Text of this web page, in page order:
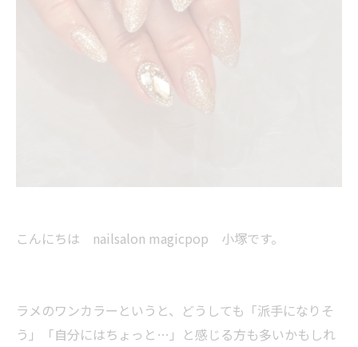
こんにちは nailsalon magicpop 小塚です。
ラメのワンカラーというと、どうしても「派手になりそ
う」「自分にはちょっと…」と感じる方も多いかもしれ